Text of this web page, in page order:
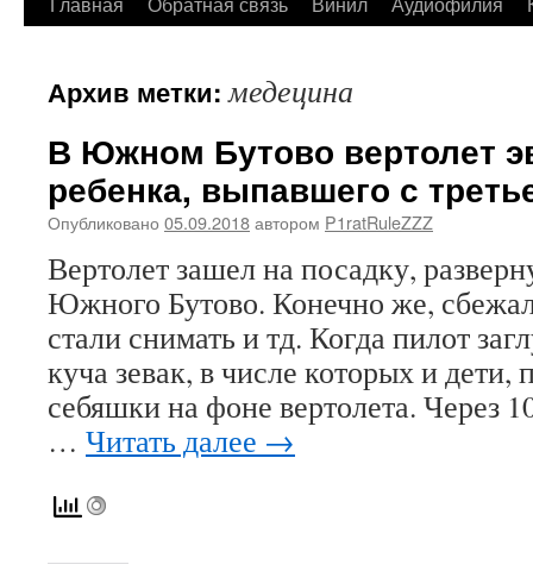
Архив метки:медецина
В Южном Бутово вертолет
ребенка, выпавшего с
Опубликовано 05.09.2018автором P1ratRuleZZZ
Вертолет зашел на посадку,
Южного Бутово. Конечно же,
стали снимать и тд. Когда пилот
куча зевак, в числе которых и дети,
себяшки на фоне вертолета. Через
… Читать далее →